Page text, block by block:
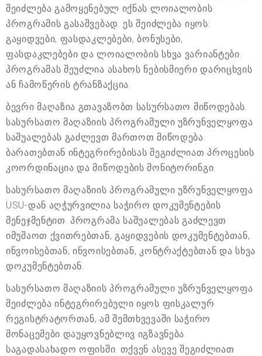
შეიძლება გამოყენებულ იქნას ლოიალობის
პროგრამის გასაშვებად. ეს შეიძლება იყოს:
გაყიდვები, ფასდაკლებები, ბონუსები,
ფასდაკლებები და ლოიალობის სხვა ვარიანტები.
პროგრამას შეუძლია ასახოს ნებისმიერი დარიცხვის
ან ჩამოწერის ტრანზაქცია.
ბევრი მაღაზია გთავაზობთ სასურსათო მიწოდებას.
სასურსათო მაღაზიის პროგრამული უზრუნველყოფა
საშუალებას გაძლევთ მართოთ მიწოდება.
ბარათებთან ინტეგრირებისას შეგიძლიათ პროცესის
კოორდინაცია და მიწოდების მონიტორინგი.
სასურსათო მაღაზიის პროგრამული უზრუნველყოფა
USU-დან აღჭურვილია საჭირო დოკუმენტების
მენეჯმენტით. პროგრამა საშუალებას გაძლევთ
იმუშაოთ ქვითრებთან, გაყიდვების დოკუმენტებთან,
ინვოისებთან, ინვოისებთან, კონტრაქტებთან და სხვა
დოკუმენტებთან.
სასურსათო მაღაზიის პროგრამული უზრუნველყოფა
შეიძლება ინტეგრირებული იყოს ფისკალურ
რეგისტრატორთან, ამ შემთხვევაში საჭირო
მონაცემები დაუყოვნებლივ იგზავნება
საგადასახადო ოფისში. თქვენ ასევე შეგიძლიათ